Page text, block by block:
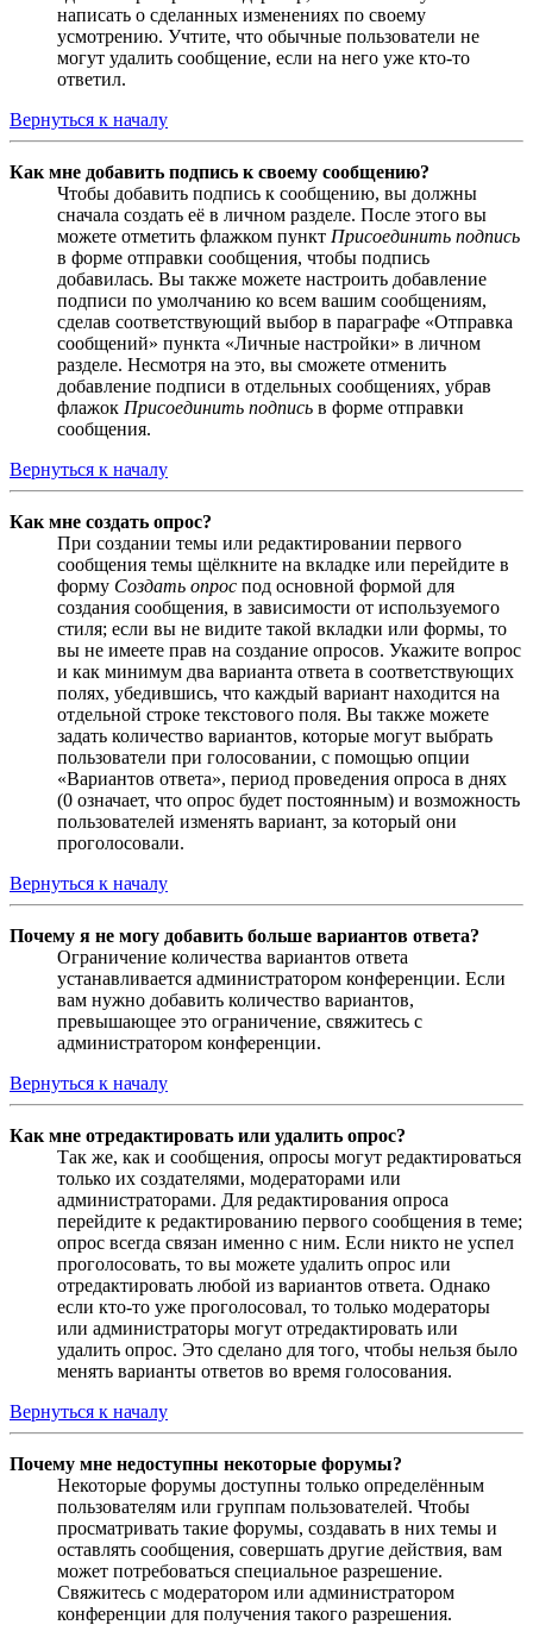
написать о сделанных изменениях по своему
усмотрению. Учтите, что обычные пользователи не
могут удалить сообщение, если на него уже кто-то
ответил.
Вернуться к началу
Как мне добавить подпись к своему сообщению?
Чтобы добавить подпись к сообщению, вы должны
сначала создать её в личном разделе. После этого вы
можете отметить флажком пункт Присоединить подпись
в форме отправки сообщения, чтобы подпись
добавилась. Вы также можете настроить добавление
подписи по умолчанию ко всем вашим сообщениям,
сделав соответствующий выбор в параграфе «Отправка
сообщений» пункта «Личные настройки» в личном
разделе. Несмотря на это, вы сможете отменить
добавление подписи в отдельных сообщениях, убрав
флажок Присоединить подпись в форме отправки
сообщения.
Вернуться к началу
Как мне создать опрос?
При создании темы или редактировании первого
сообщения темы щёлкните на вкладке или перейдите в
форму Создать опрос под основной формой для
создания сообщения, в зависимости от используемого
стиля; если вы не видите такой вкладки или формы, то
вы не имеете прав на создание опросов. Укажите вопрос
и как минимум два варианта ответа в соответствующих
полях, убедившись, что каждый вариант находится на
отдельной строке текстового поля. Вы также можете
задать количество вариантов, которые могут выбрать
пользователи при голосовании, с помощью опции
«Вариантов ответа», период проведения опроса в днях
(0 означает, что опрос будет постоянным) и возможность
пользователей изменять вариант, за который они
проголосовали.
Вернуться к началу
Почему я не могу добавить больше вариантов ответа?
Ограничение количества вариантов ответа
устанавливается администратором конференции. Если
вам нужно добавить количество вариантов,
превышающее это ограничение, свяжитесь с
администратором конференции.
Вернуться к началу
Как мне отредактировать или удалить опрос?
Так же, как и сообщения, опросы могут редактироваться
только их создателями, модераторами или
администраторами. Для редактирования опроса
перейдите к редактированию первого сообщения в теме;
опрос всегда связан именно с ним. Если никто не успел
проголосовать, то вы можете удалить опрос или
отредактировать любой из вариантов ответа. Однако
если кто-то уже проголосовал, то только модераторы
или администраторы могут отредактировать или
удалить опрос. Это сделано для того, чтобы нельзя было
менять варианты ответов во время голосования.
Вернуться к началу
Почему мне недоступны некоторые форумы?
Некоторые форумы доступны только определённым
пользователям или группам пользователей. Чтобы
просматривать такие форумы, создавать в них темы и
оставлять сообщения, совершать другие действия, вам
может потребоваться специальное разрешение.
Свяжитесь с модератором или администратором
конференции для получения такого разрешения.